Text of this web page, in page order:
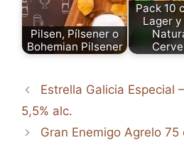
Pilsen, Pílsener o
Bohemian Pilsener
Pack 10
Lager
Estrella Galicia Especial
5,5% alc.
Gran Enemigo Agrelo 75